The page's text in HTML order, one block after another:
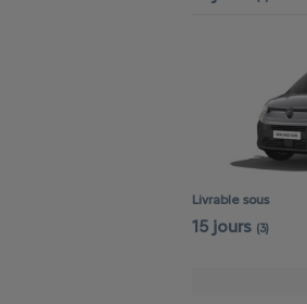
Livrable sous
15 jours (3)